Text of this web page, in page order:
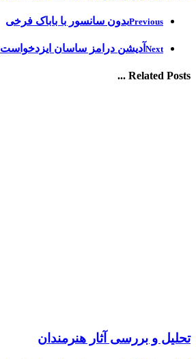
Previousبدون سانسور با باباک فرخی
Next آدیشن درامز ساسان ایزدخواست
Related Posts ...
تحلیل و بررسی آثار هنرمندان